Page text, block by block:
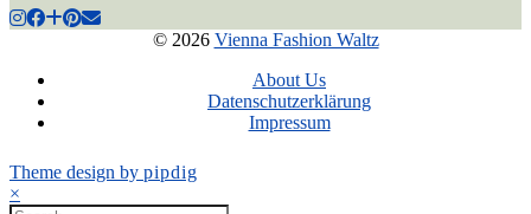
© 2026 Vienna Fashion Waltz
About Us
Datenschutzerklärung
Impressum
Theme design by pipdig
×